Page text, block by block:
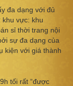
đa dạng với đủ
vực: khu
sỉ thời trang nội
sự đa dạng của
kiện với giá thành
tối rất “được